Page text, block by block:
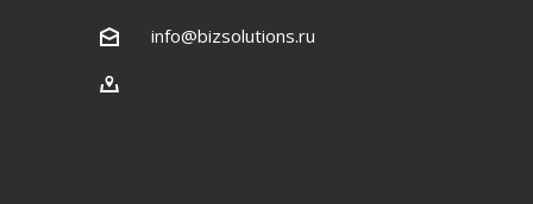
info@bizsolutions.ru